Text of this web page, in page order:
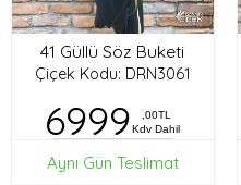
41 Güllü Söz Buketi
Çiçek Kodu: DRN3061
6999
,00TL
Kdv Dahil
Aynı Gün Teslimat